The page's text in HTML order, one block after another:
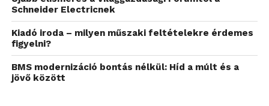
kezdünk el dolgozni egy
munkahelyen, hogy
„biztosan innen megyek
nyugdíjba”, hanem
Schneider Electricnek
Kiadó iroda – milyen műszaki feltételekre érdemes
figyelni?
BMS modernizáció bontás nélkül: Híd a múlt és a
jövő között